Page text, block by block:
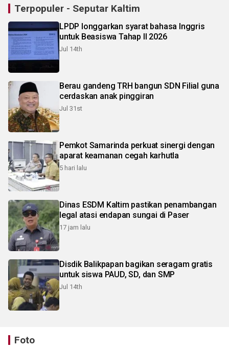
Terpopuler - Seputar Kaltim
LPDP longgarkan syarat bahasa Inggris
untuk Beasiswa Tahap II 2026
Jul 14th
Berau gandeng TRH bangun SDN Filial guna
cerdaskan anak pinggiran
Jul 31st
Pemkot Samarinda perkuat sinergi dengan
aparat keamanan cegah karhutla
5 hari lalu
Dinas ESDM Kaltim pastikan penambangan
legal atasi endapan sungai di Paser
17 jam lalu
Disdik Balikpapan bagikan seragam gratis
untuk siswa PAUD, SD, dan SMP
Jul 14th
Foto